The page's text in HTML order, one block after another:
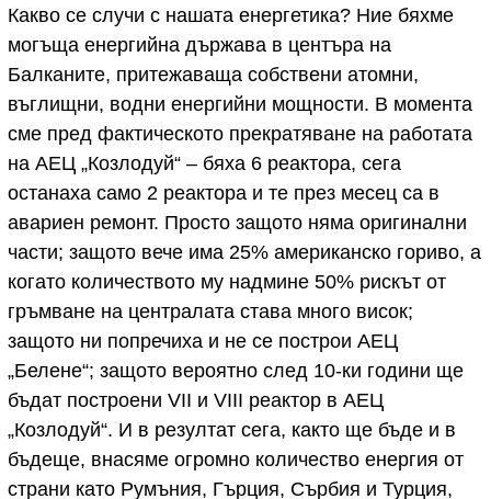
Какво се случи с нашата енергетика? Ние бяхме
могъща енергийна държава в центъра на
Балканите, притежаваща собствени атомни,
въглищни, водни енергийни мощности. В момента
сме пред фактическото прекратяване на работата
на АЕЦ „Козлодуй“ – бяха 6 реактора, сега
останаха само 2 реактора и те през месец са в
авариен ремонт. Просто защото няма оригинални
части; защото вече има 25% американско гориво, а
когато количеството му надмине 50% рискът от
гръмване на централата става много висок;
защото ни попречиха и не се построи АЕЦ
„Белене“; защото вероятно след 10-ки години ще
бъдат построени VII и VIII реактор в АЕЦ
„Козлодуй“. И в резултат сега, както ще бъде и в
бъдеще, внасяме огромно количество енергия от
страни като Румъния, Гърция, Сърбия и Турция,